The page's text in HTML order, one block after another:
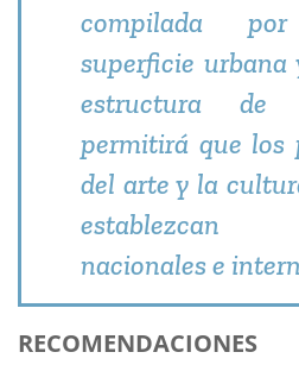
compilada
superficie
estructura de
permitirá que los
del arte y la
establezcan
nacionales e
RECOMENDACIONES